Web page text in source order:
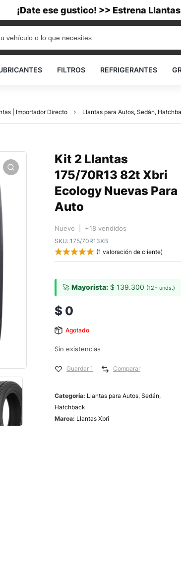
¡Date ese gustico! >> Estrena
FILTROS REFRIGERANTES
| Importador Directo Llantas para Autos, Sedán,
Kit 2 Llantas
175/70R13 82t Xbri
Ecology Nuevas Para
Auto
Nuevo | +18 vendidos
SKU: 175/70R13XB
(1 valoración de cliente)
🚀 Mayorista: $ 139.300 (12+ unds.)
$ 0
Agotado
Sin existencias
Guardar 1 Comparar
Categoría: Llantas para Autos, Sedán,
Hatchback
Marca: Llantas Xbri